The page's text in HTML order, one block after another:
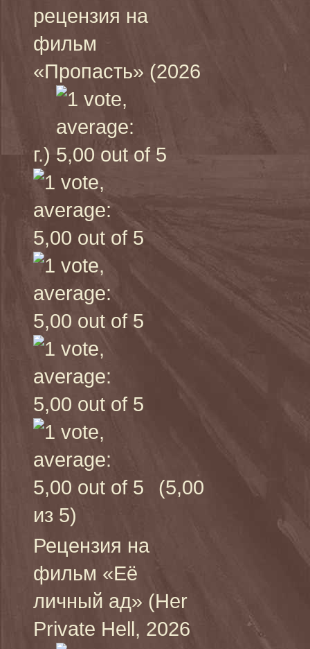
рецензия на
фильм
«Пропасть» (2026
г.)
(5,00
из 5)
Рецензия на
фильм «Её
личный ад» (Her
Private Hell, 2026